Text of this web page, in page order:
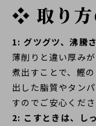
❖ 取り方
1: グツグツ、沸騰
薄削りと違い厚み
煮出すことで、鰹
出した脂質やタン
すのでご安心くださ
2: こすときは、し